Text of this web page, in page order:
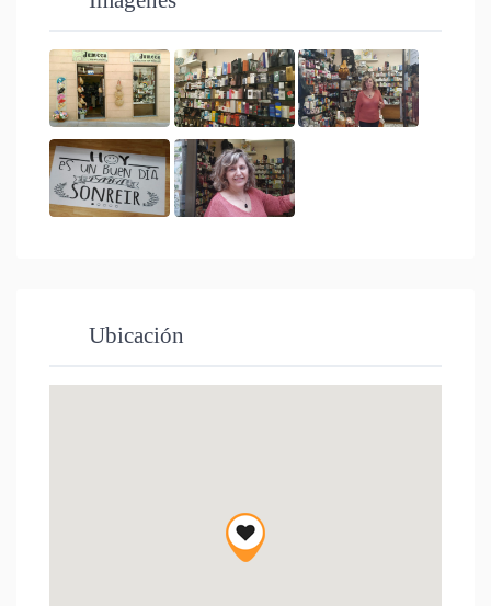
Ubicación